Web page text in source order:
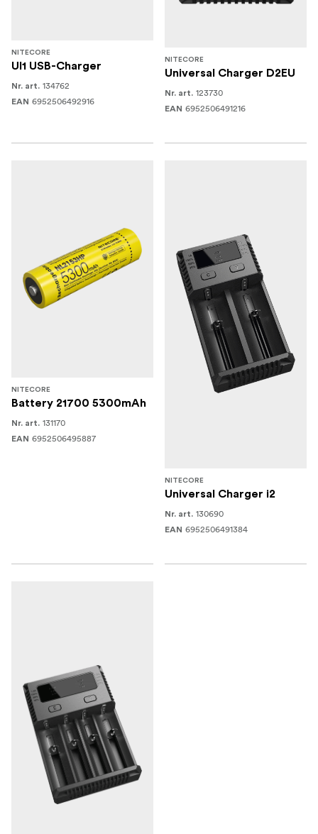
NITECORE
UI1 USB-Charger
Nr. art. 134762
EAN 6952506492916
NITECORE
Universal Charger D2EU
Nr. art. 123730
EAN 6952506491216
NITECORE
Battery 21700 5300mAh
Nr. art. 131170
EAN 6952506495887
NITECORE
Universal Charger i2
Nr. art. 130690
EAN 6952506491384